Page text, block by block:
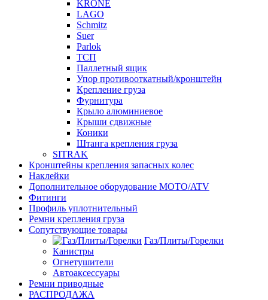
KRONE
LAGO
Schmitz
Suer
Parlok
ТСП
Паллетный ящик
Упор противооткатный/кронштейн
Крепление груза
Фурнитура
Крыло алюминиевое
Крыши сдвижные
Коники
Штанга крепления груза
SITRAK
Кронштейны крепления запасных колес
Наклейки
Дополнительное оборудование MOTO/ATV
Фитинги
Профиль уплотнительный
Ремни крепления груза
Сопутствующие товары
Газ/Плиты/Горелки
Канистры
Огнетушители
Автоаксессуары
Ремни приводные
РАСПРОДАЖА